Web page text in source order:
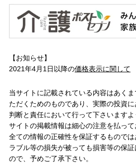
【お知らせ】
2021年4月1日以降の価格表示に関して
当サイトに記載されている内容はあく
ただくためのものであり、実際の投資
判断と責任において行って下さいます
サイトの掲載情報は細心の注意を払っ
全ての情報の正確性を保証するもので
ラブル等の損失が被っても損害等の保
ので、予めご了承下さい。